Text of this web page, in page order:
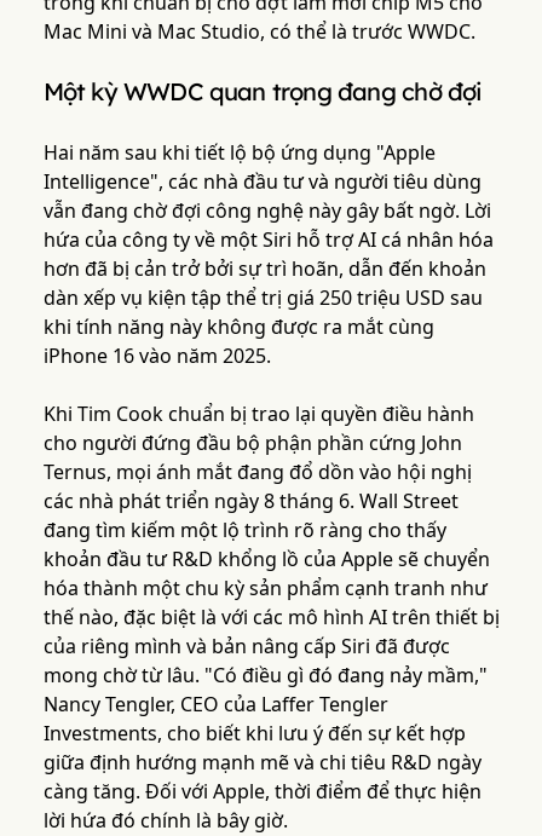
Mac Mini và Mac Studio, có thể là trước WWDC.
Một kỳ WWDC quan trọng đang chờ đợi
Hai năm sau khi tiết lộ bộ ứng dụng "Apple
Intelligence", các nhà đầu tư và người tiêu dùng
vẫn đang chờ đợi công nghệ này gây bất ngờ. Lời
hứa của công ty về một Siri hỗ trợ AI cá nhân hóa
hơn đã bị cản trở bởi sự trì hoãn, dẫn đến khoản
dàn xếp vụ kiện tập thể trị giá 250 triệu USD sau
khi tính năng này không được ra mắt cùng
iPhone 16 vào năm 2025.
Khi Tim Cook chuẩn bị trao lại quyền điều hành
cho người đứng đầu bộ phận phần cứng John
Ternus, mọi ánh mắt đang đổ dồn vào hội nghị
các nhà phát triển ngày 8 tháng 6. Wall Street
đang tìm kiếm một lộ trình rõ ràng cho thấy
khoản đầu tư R&D khổng lồ của Apple sẽ chuyển
hóa thành một chu kỳ sản phẩm cạnh tranh như
thế nào, đặc biệt là với các mô hình AI trên thiết bị
của riêng mình và bản nâng cấp Siri đã được
mong chờ từ lâu. "Có điều gì đó đang nảy mầm,"
Nancy Tengler, CEO của Laffer Tengler
Investments, cho biết khi lưu ý đến sự kết hợp
giữa định hướng mạnh mẽ và chi tiêu R&D ngày
càng tăng. Đối với Apple, thời điểm để thực hiện
lời hứa đó chính là bây giờ.